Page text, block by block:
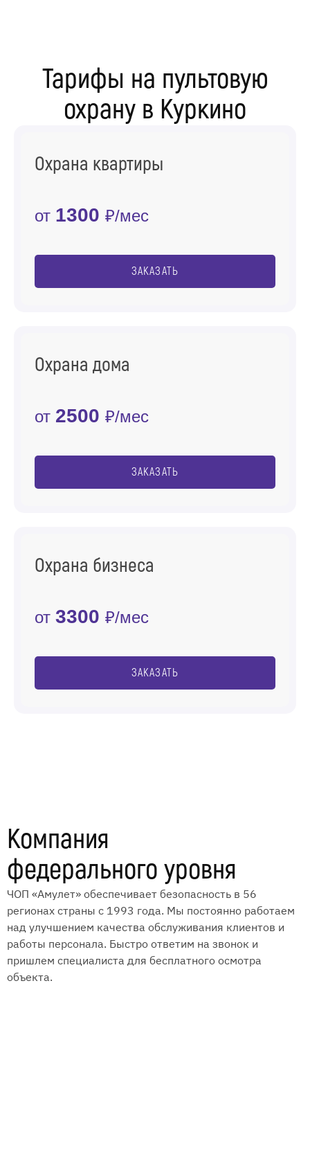
Тарифы на пультовую
охрану в Куркино
Охрана квартиры
от 1300 ₽/мес
ЗАКАЗАТЬ
Охрана дома
от 2500 ₽/мес
ЗАКАЗАТЬ
Охрана бизнеса
от 3300 ₽/мес
ЗАКАЗАТЬ
Компания
федерального уровня
ЧОП «Амулет» обеспечивает безопасность в 56
регионах страны с 1993 года. Мы постоянно работаем
над улучшением качества обслуживания клиентов и
работы персонала. Быстро ответим на звонок и
пришлем специалиста для бесплатного осмотра
объекта.